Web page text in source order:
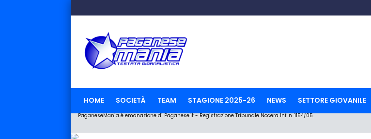
HOME SOCIETÀ TEAM STAGIONE 2025-26 NEWS SETTORE GIOVANILE
PaganeseMania è emanazione di Paganese.it - Registrazione Tribunale Nocera Inf. n. 1154/05.